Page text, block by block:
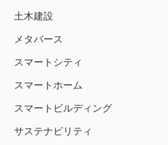
土木建設
メタバース
スマートシティ
スマートホーム
スマートビルディング
サステナビリティ